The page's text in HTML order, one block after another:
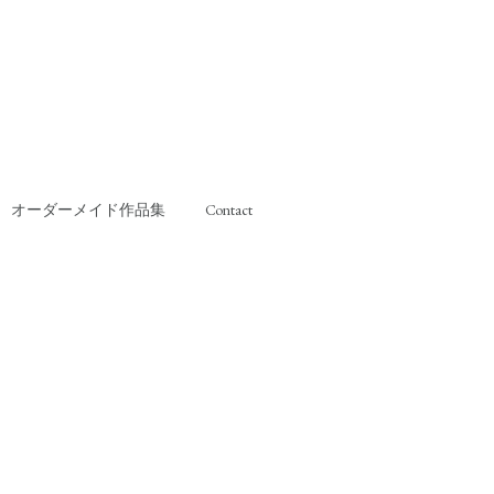
オーダーメイド作品集 Contact